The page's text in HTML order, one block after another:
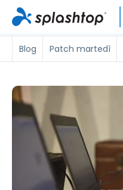
Blog Patch martedì